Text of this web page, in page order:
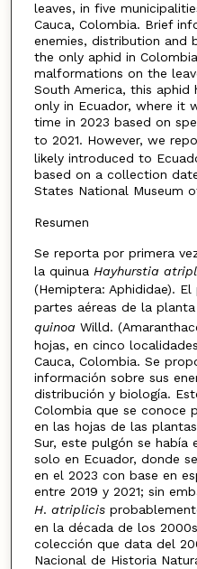
leaves, in five
Cauca, Colombia. Brief
enemies, distribution and
the only aphid in
malformations on the
South America, this aphid
only in Ecuador, where it
time in 2023 based on
to 2021. However, we
likely introduced to
based on a collection
States National Museum
Resumen
Se reporta por primera
la quinua Hayhurstia
(Hemiptera: Aphididae).
partes aéreas de la
quinoa Willd.
hojas, en cinco
Cauca, Colombia. Se
información sobre sus
distribución y biología.
Colombia que se conoce
en las hojas de las
Sur, este pulgón se había
solo en Ecuador, donde
en el 2023 con base en
entre 2019 y 2021; sin
H. atriplicis
en la década de los
colección que data del
Nacional de Historia